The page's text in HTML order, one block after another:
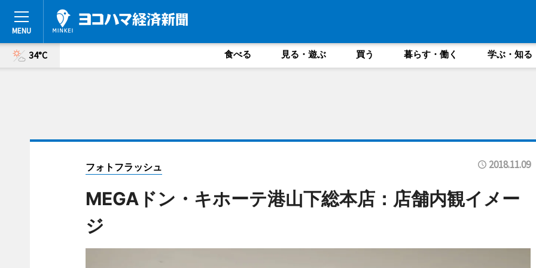
34°C 食べる 見る・遊ぶ 買う 暮らす・働く 学ぶ・知る
フォトフラッシュ 2018.11.09
MEGAドン・キホーテ港山下総本店：店舗内観イメー
ジ